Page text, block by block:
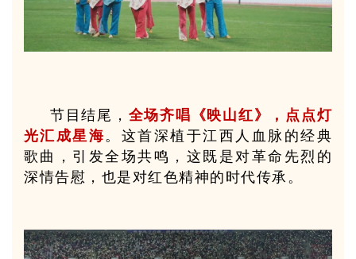
节目结尾， 全场齐唱《映山红》，点点灯
光汇成星海。这首深植于江西人血脉的经典
歌曲，引发全场共鸣，这既是对革命先烈的
深情告慰，也是对红色精神的时代传承。